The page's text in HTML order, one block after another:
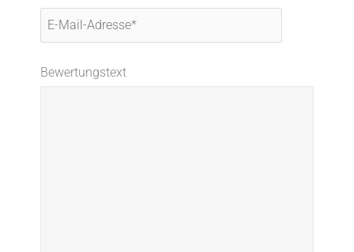
E-
Mail-
Adresse*
Bewertungstext